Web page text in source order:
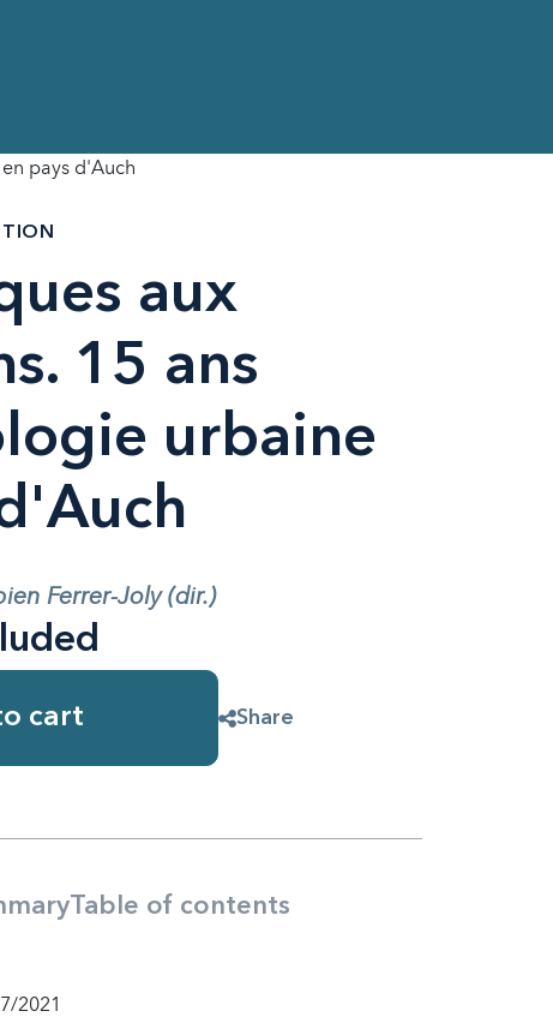
pays d'Auch
aux
15 ans
urbaine
Ferrer-Joly (dir.)
cart Share
Table of contents
2021